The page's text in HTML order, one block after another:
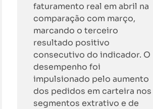
faturamento real em abril na
comparação com março,
marcando o terceiro
resultado positivo
consecutivo do indicador. O
desempenho foi
impulsionado pelo aumento
dos pedidos em carteira nos
segmentos extrativo e de